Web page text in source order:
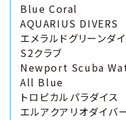
Blue Coral
AQUARIUS DIVERS
エメラルドグリーンダ
S2クラブ
Newport Scuba
All Blue
トロピカルパラダイス
エルアクアリオダイバ